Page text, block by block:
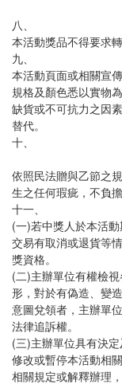
八、
本活動獎品不得要求
九、
本活動頁面或相關宣
規格及顏色悉以實物
缺貨或不可抗力之因
替代。
十、
依照民法贈與乙節之
生之任何瑕疵，不負擔
十一、
(一)若中獎人於本活
交易有取消或退貨等
獎資格。
(二)主辦單位有權檢
形，對於有偽造、變
意圖兌領者，主辦單
法律追訴權。
(三)主辦單位具有決
修改或暫停本活動相
相關規定或解釋辦理